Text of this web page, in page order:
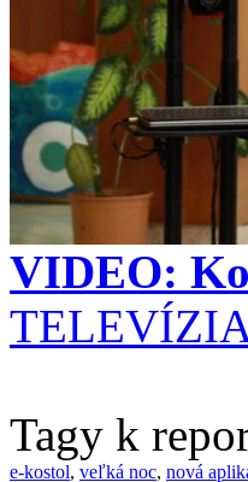
VIDEO:
Tagy k
e-kostol, veľká noc, nová